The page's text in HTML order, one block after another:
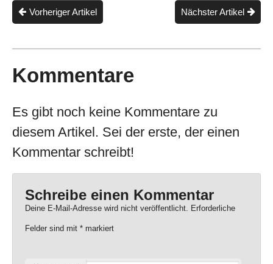
Nächster Artikel
Vorheriger Artikel
Kommentare
Es gibt noch keine Kommentare zu
diesem Artikel. Sei der erste, der einen
Kommentar schreibt!
Schreibe einen Kommentar
Deine E-Mail-Adresse wird nicht veröffentlicht. Erforderliche
Felder sind mit * markiert